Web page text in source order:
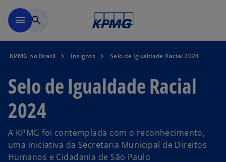
menu search
KPMG no Brasil Insights Selo de Igualdade Racial 2024
Selo de Igualdade Racial
2024
A KPMG foi contemplada com o reconhecimento,
uma iniciativa da Secretaria Municipal de Direitos
Humanos e Cidadania de São Paulo